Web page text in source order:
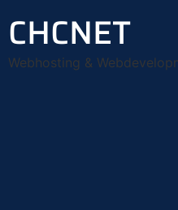
CHCNET
Webhosting &